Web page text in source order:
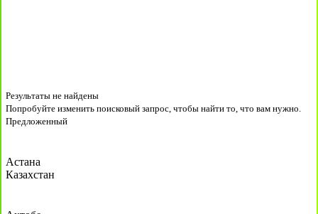
Результаты не найдены
Попробуйте изменить поисковый запрос, чтобы найти то, что вам нужно.
Предложенный
Астана
Казахстан